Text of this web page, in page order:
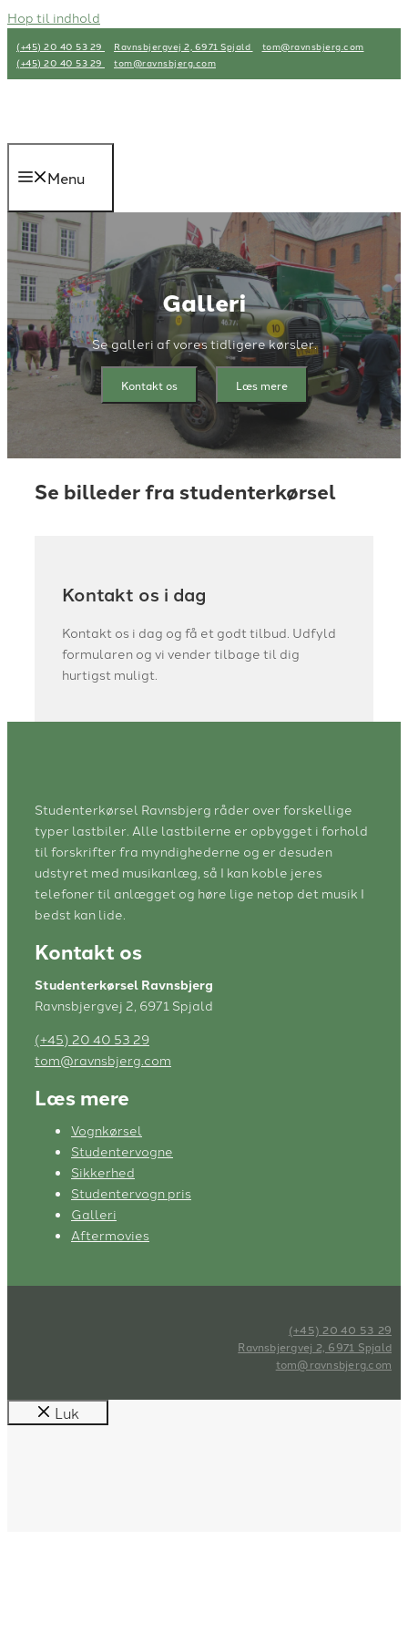
Hop til indhold
(+45) 20 40 53 29 Ravnsbjergvej 2, 6971 Spjald
tom@ravnsbjerg.com
(+45) 20 40 53 29
tom@ravnsbjerg.com
Menu
Galleri
Se galleri af vores tidligere kørsler.
Kontakt os Læs mere
Se billeder fra studenterkørsel
Kontakt os i dag
Kontakt os i dag og få et godt tilbud. Udfyld
formularen og vi vender tilbage til dig
hurtigst muligt.
Studenterkørsel Ravnsbjerg råder over forskellige
typer lastbiler. Alle lastbilerne er opbygget i forhold
til forskrifter fra myndighederne og er desuden
udstyret med musikanlæg, så I kan koble jeres
telefoner til anlægget og høre lige netop det musik I
bedst kan lide.
Kontakt os
Studenterkørsel Ravnsbjerg
Ravnsbjergvej 2, 6971 Spjald
(+45) 20 40 53 29
tom@ravnsbjerg.com
Læs mere
Vognkørsel
Studentervogne
Sikkerhed
Studentervogn pris
Galleri
Aftermovies
(+45) 20 40 53 29
Ravnsbjergvej 2, 6971 Spjald
tom@ravnsbjerg.com
Luk